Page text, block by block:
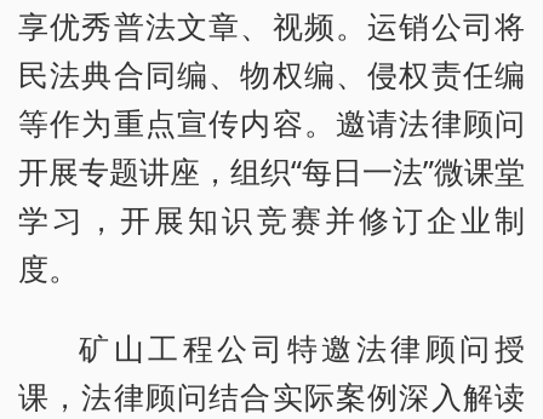
享优秀普法文章、视频。运销公司将
民法典合同编、物权编、侵权责任编
等作为重点宣传内容。邀请法律顾问
开展专题讲座，组织“每日一法”微课堂
学习，开展知识竞赛并修订企业制
度。
矿山工程公司特邀法律顾问授
课，法律顾问结合实际案例深入解读